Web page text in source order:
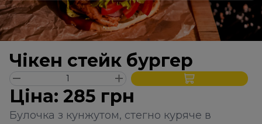
Чікен стейк бургер
Ціна: 285 грн
Булочка з кунжутом, стегно куряче в